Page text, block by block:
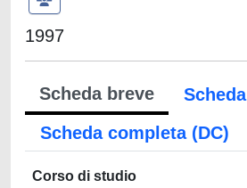
1997
Scheda breve
Scheda completa (DC)
Corso di studio